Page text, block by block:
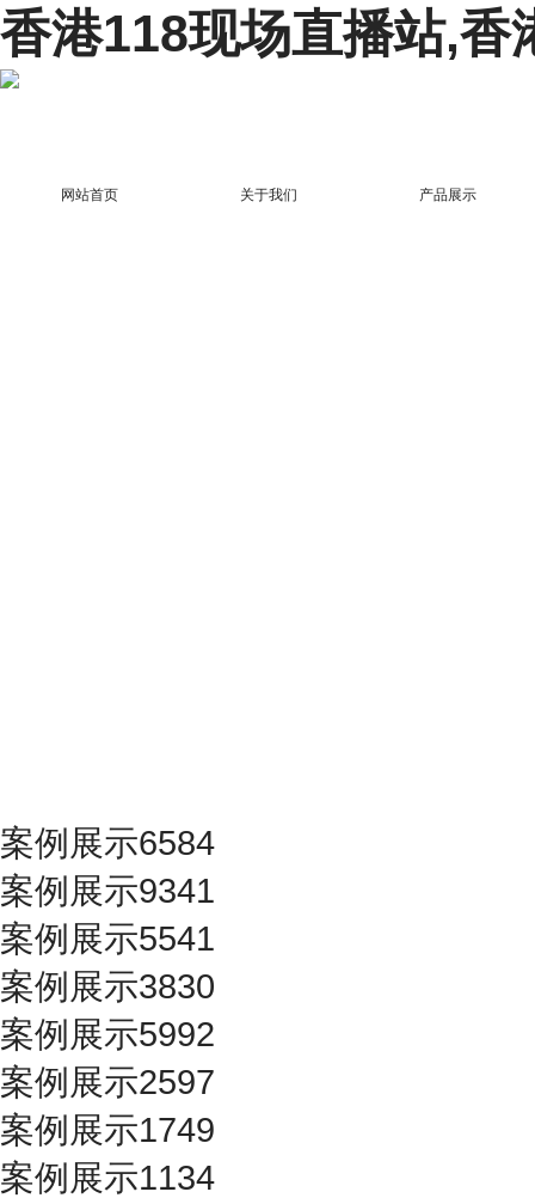
香港118现场直播站,香
网站首页 关于我们 产品展示
案例展示6584
案例展示9341
案例展示5541
案例展示3830
案例展示5992
案例展示2597
案例展示1749
案例展示1134